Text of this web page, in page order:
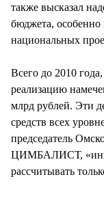
также высказал
бюджета, особенно
национальных
Всего до 2010
реализацию
млрд рублей. Эти
средств всех
председатель
ЦИМБАЛИСТ,
рассчитывать